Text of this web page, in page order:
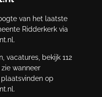
van het laatste
Ridderkerk via
vacatures, bekijk 112
wanneer
op